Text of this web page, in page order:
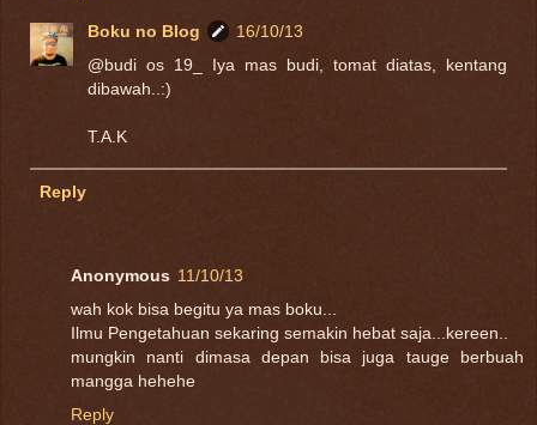
Boku no Blog
16/10/13
@budi os 19_ Iya mas budi, tomat diatas, kentang
dibawah..:)
T.A.K
Reply
Anonymous 11/10/13
wah kok bisa begitu ya mas boku...
Ilmu Pengetahuan sekaring semakin hebat saja...kereen..
mungkin nanti dimasa depan bisa juga tauge berbuah
mangga hehehe
Reply